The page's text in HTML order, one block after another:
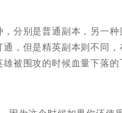
分别是普通副本，另一
，但是精英副本则不同
被围攻的时候血量下落的